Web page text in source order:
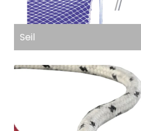
SeilFritid/Sikkerhet
Båtpleie/Opplag